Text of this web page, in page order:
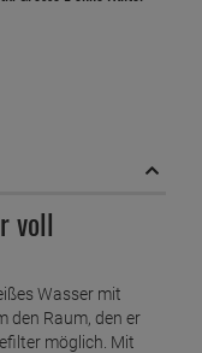
voll
Wasser mit
den Raum, den er
möglich. Mit